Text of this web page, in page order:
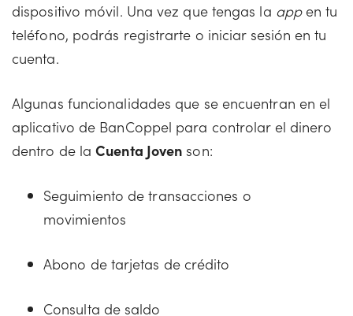
dispositivo móvil. Una vez que tengas la appen tu
teléfono, podrás registrarte o iniciar sesión en tu
cuenta.
Algunas funcionalidades que se encuentran en el
aplicativo de BanCoppel para controlar el dinero
dentro de laCuenta Joven son:
Seguimiento de transacciones o
movimientos
Abono de tarjetas de crédito
Consulta de saldo